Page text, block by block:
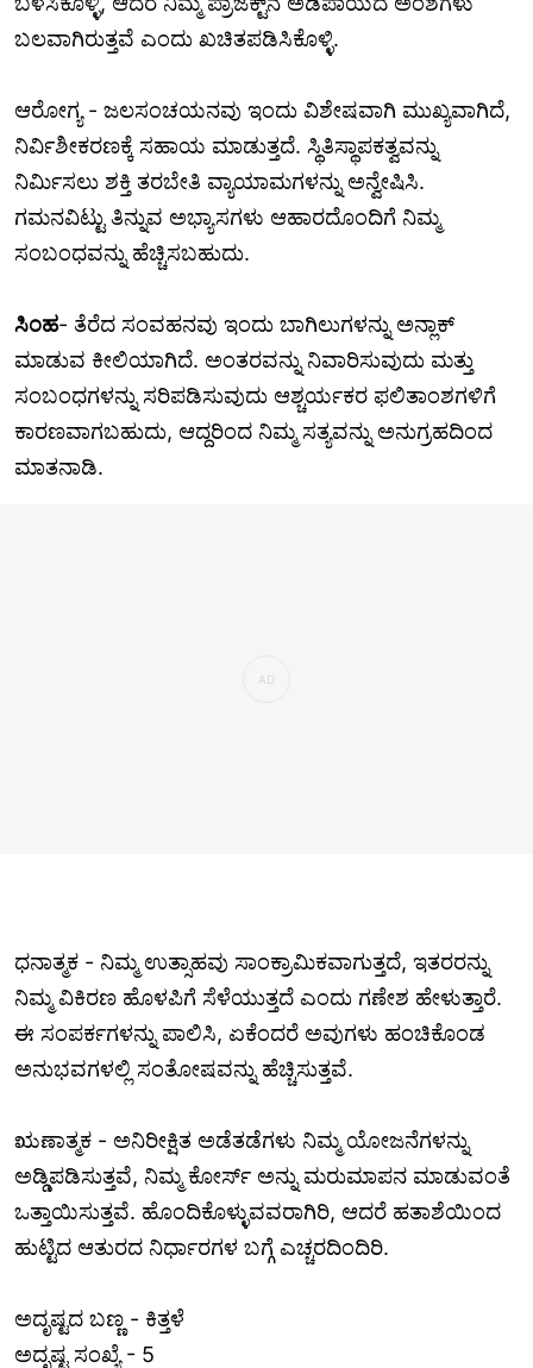
ಬಲವಾಗಿರುತ್ತವೆ ಎಂದು ಖಚಿತಪಡಿಸಿಕೊಳ್ಳಿ.
ಆರೋಗ್ಯ - ಜಲಸಂಚಯನವು ಇಂದು ವಿಶೇಷವಾಗಿ ಮುಖ್ಯವಾಗಿದೆ,
ನಿರ್ವಿಶೀಕರಣಕ್ಕೆ ಸಹಾಯ ಮಾಡುತ್ತದೆ. ಸ್ಥಿತಿಸ್ಥಾಪಕತ್ವವನ್ನು
ನಿರ್ಮಿಸಲು ಶಕ್ತಿ ತರಬೇತಿ ವ್ಯಾಯಾಮಗಳನ್ನು ಅನ್ವೇಷಿಸಿ.
ಗಮನವಿಟ್ಟು ತಿನ್ನುವ ಅಭ್ಯಾಸಗಳು ಆಹಾರದೊಂದಿಗೆ ನಿಮ್ಮ
ಸಂಬಂಧವನ್ನು ಹೆಚ್ಚಿಸಬಹುದು.
ಸಿಂಹ- ತೆರೆದ ಸಂವಹನವು ಇಂದು ಬಾಗಿಲುಗಳನ್ನು ಅನ್ಲಾಕ್
ಮಾಡುವ ಕೀಲಿಯಾಗಿದೆ. ಅಂತರವನ್ನು ನಿವಾರಿಸುವುದು ಮತ್ತು
ಸಂಬಂಧಗಳನ್ನು ಸರಿಪಡಿಸುವುದು ಆಶ್ಚರ್ಯಕರ ಫಲಿತಾಂಶಗಳಿಗೆ
ಕಾರಣವಾಗಬಹುದು, ಆದ್ದರಿಂದ ನಿಮ್ಮ ಸತ್ಯವನ್ನು ಅನುಗ್ರಹದಿಂದ
ಮಾತನಾಡಿ.
ಧನಾತ್ಮಕ - ನಿಮ್ಮ ಉತ್ಸಾಹವು ಸಾಂಕ್ರಾಮಿಕವಾಗುತ್ತದೆ, ಇತರರನ್ನು
ನಿಮ್ಮ ವಿಕಿರಣ ಹೊಳಪಿಗೆ ಸೆಳೆಯುತ್ತದೆ ಎಂದು ಗಣೇಶ ಹೇಳುತ್ತಾರೆ.
ಈ ಸಂಪರ್ಕಗಳನ್ನು ಪಾಲಿಸಿ, ಏಕೆಂದರೆ ಅವುಗಳು ಹಂಚಿಕೊಂಡ
ಅನುಭವಗಳಲ್ಲಿ ಸಂತೋಷವನ್ನು ಹೆಚ್ಚಿಸುತ್ತವೆ.
ಋಣಾತ್ಮಕ - ಅನಿರೀಕ್ಷಿತ ಅಡೆತಡೆಗಳು ನಿಮ್ಮ ಯೋಜನೆಗಳನ್ನು
ಅಡ್ಡಿಪಡಿಸುತ್ತವೆ, ನಿಮ್ಮ ಕೋರ್ಸ್ ಅನ್ನು ಮರುಮಾಪನ ಮಾಡುವಂತೆ
ಒತ್ತಾಯಿಸುತ್ತವೆ. ಹೊಂದಿಕೊಳ್ಳುವವರಾಗಿರಿ, ಆದರೆ ಹತಾಶೆಯಿಂದ
ಹುಟ್ಟಿದ ಆತುರದ ನಿರ್ಧಾರಗಳ ಬಗ್ಗೆ ಎಚ್ಚರದಿಂದಿರಿ.
ಅದೃಷ್ಟದ ಬಣ್ಣ - ಕಿತ್ತಳೆ
ಅದೃಷ್ಟ ಸಂಖ್ಯೆ - 5